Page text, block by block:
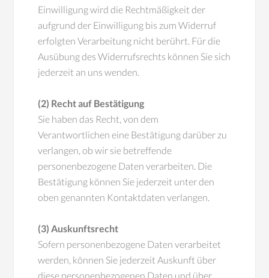
Einwilligung wird die Rechtmäßigkeit der
aufgrund der Einwilligung bis zum Widerruf
erfolgten Verarbeitung nicht berührt. Für die
Ausübung des Widerrufsrechts können Sie sich
jederzeit an uns wenden.
(2) Recht auf Bestätigung
Sie haben das Recht, von dem
Verantwortlichen eine Bestätigung darüber zu
verlangen, ob wir sie betreffende
personenbezogene Daten verarbeiten. Die
Bestätigung können Sie jederzeit unter den
oben genannten Kontaktdaten verlangen.
(3) Auskunftsrecht
Sofern personenbezogene Daten verarbeitet
werden, können Sie jederzeit Auskunft über
diese personenbezogenen Daten und über